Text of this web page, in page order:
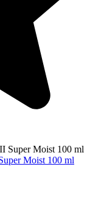
Moist 100 ml